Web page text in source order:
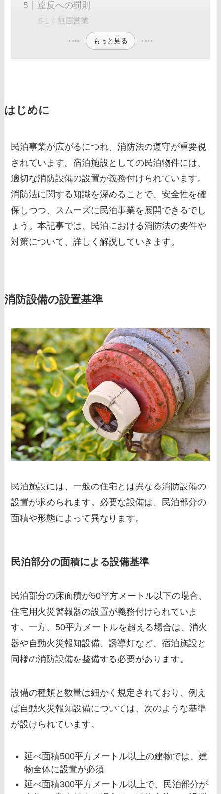
違反への罰則
無届営業
もっと見る
はじめに
民泊事業が広がるにつれ、消防法の遵守が重要視
されています。宿泊施設としての民泊物件には、
適切な消防設備の設置が義務付けられています。
消防法に関する知識を深めることで、安全性を確
保しつつ、スムーズに民泊事業を展開できるでし
ょう。本記事では、民泊における消防法の要件や
対策について、詳しく解説していきます。
消防設備の設置基準
民泊施設には、一般の住宅とは異なる消防設備の
設置が求められます。必要な設備は、民泊部分の
面積や形態によって異なります。
民泊部分の面積による設備基準
民泊部分の床面積が50平方メートル以下の場合、
住宅用火災警報器の設置が義務付けられていま
す。一方、50平方メートルを超える場合は、消火
器や自動火災報知設備、誘導灯など、宿泊施設と
同様の消防設備を整備する必要があります。
設備の種類と数量は細かく規定されており、例え
ば自動火災報知設備については、次のような基準
が設けられています。
延べ面積500平方メートル以上の建物では、建
物全体に設置が必須
延べ面積300平方メートル以上で、民泊部分が